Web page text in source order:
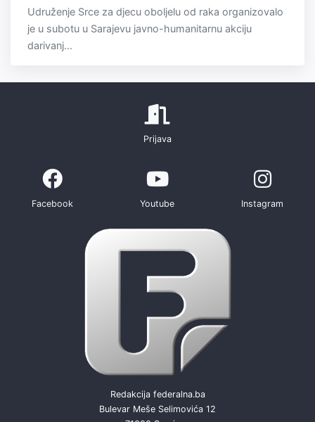
Udruženje Srce za djecu oboljelu od raka organizovalo
je u subotu u Sarajevu javno-humanitarnu akciju
darivanj...
Prijava
Facebook Youtube Instagram
Redakcija federalna.ba
Bulevar Meše Selimovića 12